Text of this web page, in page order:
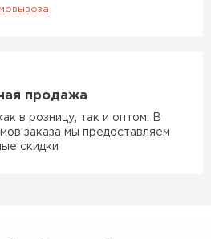
продажа
в розницу, так и оптом. В
заказа мы предоставляем
скидки